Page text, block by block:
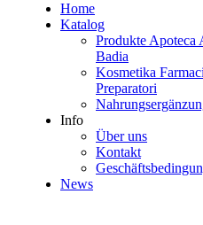
Home
Katalog
Produkte Apoteca
Badia
Kosmetika
Preparatori
Info
Über uns
Kontakt
News